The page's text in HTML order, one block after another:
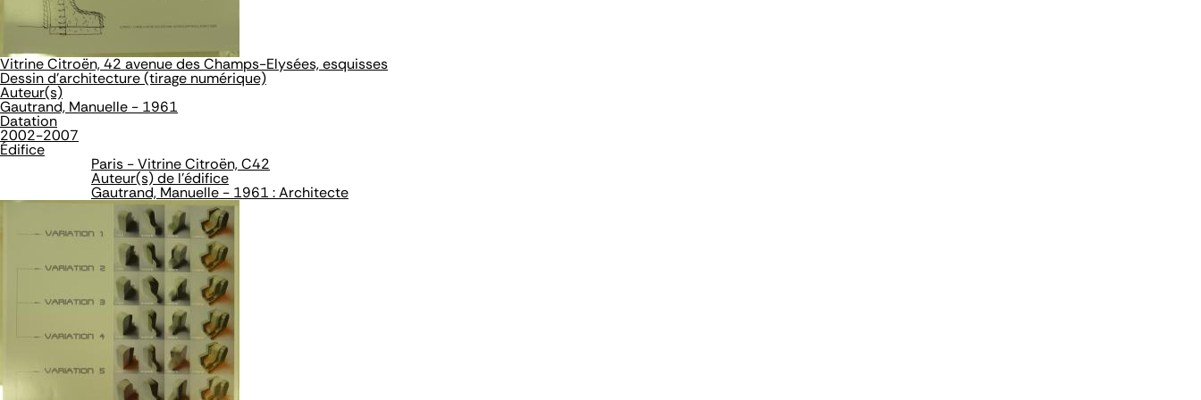
Vitrine Citroën, 42 avenue des Champs-Elysées, esquisses
Dessin d'architecture (tirage numérique)
Auteur(s)
Gautrand, Manuelle - 1961
Datation
2002-2007
Édifice
Paris - Vitrine Citroën, C42
Auteur(s) de l'édifice
Gautrand, Manuelle - 1961 : Architecte